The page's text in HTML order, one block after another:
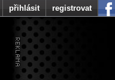
přihlásit registrovat